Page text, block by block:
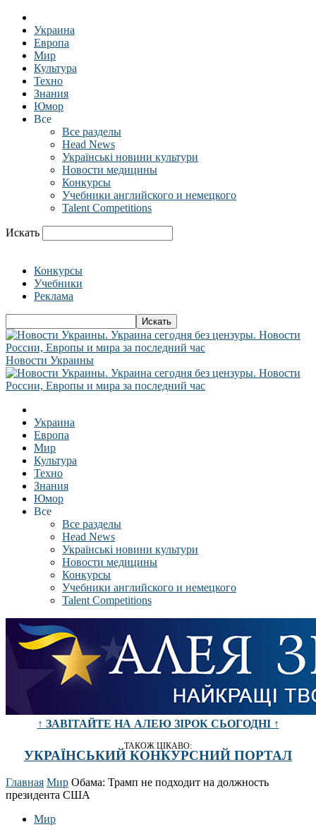
Украина
Европа
Мир
Культура
Техно
Знания
Юмор
Все
Все разделы
Head News
Українські новини культури
Новости медицины
Конкурсы
Учебники английского и немецкого
Talent Competitions
Искать
Конкурсы
Учебники
Реклама
Новости Украины
Украина
Европа
Мир
Культура
Техно
Знания
Юмор
Все
Все разделы
Head News
Українські новини культури
Новости медицины
Конкурсы
Учебники английского и немецкого
Talent Competitions
↑ ЗАВІТАЙТЕ НА АЛЕЮ ЗІРОК СЬОГОДНІ ↑
ТАКОЖ ЦІКАВО:
УКРАЇНСЬКИЙ КОНКУРСНИЙ ПОРТАЛ
Главная Мир Обама: Трамп не подходит на должность
президента США
Мир